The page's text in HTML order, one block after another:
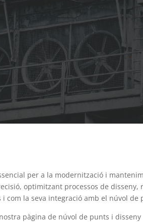
per a la modernització i
optimitzant processos de
com la seva integració amb el núvol de
pàgina de núvol de punts i disseny